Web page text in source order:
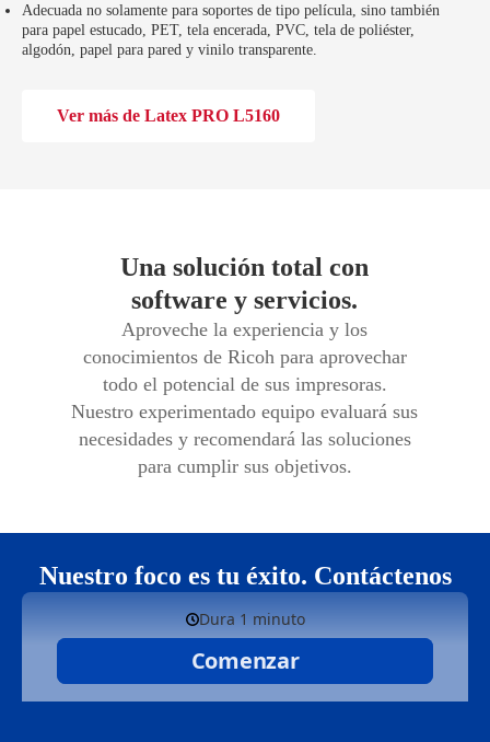
Adecuada no solamente para soportes de tipo película, sino también
para papel estucado, PET, tela encerada, PVC, tela de poliéster,
algodón, papel para pared y vinilo transparente.
Ver más de Latex PRO L5160
Una solución total con
software y servicios.
Aproveche la experiencia y los
conocimientos de Ricoh para aprovechar
todo el potencial de sus impresoras.
Nuestro experimentado equipo evaluará sus
necesidades y recomendará las soluciones
para cumplir sus objetivos.
Nuestro foco es tu éxito. Contáctenos